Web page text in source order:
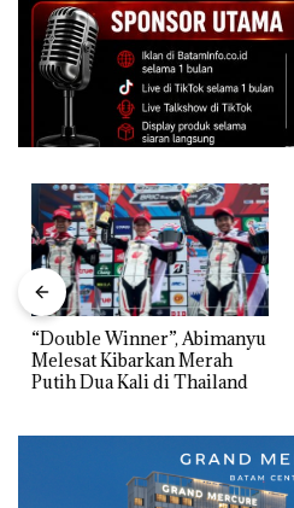
“Double Winner”, Abimanyu
Melesat Kibarkan Merah
Putih Dua Kali di Thailand